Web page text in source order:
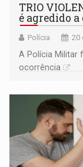
TRIO
é agredido
Polícia 20
A Polícia Militar
ocorrência